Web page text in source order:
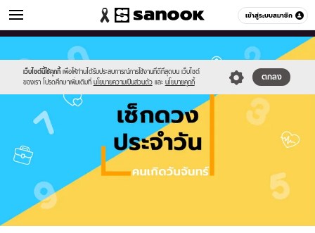
เข้าสู่ระบบสมาชิก
ดูดวง หมวดอื่นๆ
เว็บไซต์นี้ใช้คุกกี้ เพื่อให้ท่านได้รับประสบการณ์การใช้งานที่ดีที่สุดบน เว็บไซต์
ของเรา โปรดศึกษาเพิ่มเติมที่ นโยบายความเป็นส่วนตัว และ นโยบายคุกกี้
ตกลง
//s.isanook.com/sr/0/images/logo-
new-
sanook.png
//s.isanook.com/ho/0/ud/fxd/day/day-
2.png